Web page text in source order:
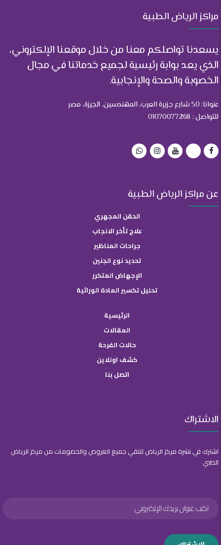
مراكز الرياض الطبية
يسعدنا تواصلكم معنا من خلال موقعنا الإلكتروني،
الذي يعد بوابة رئيسية لجميع خدماتنا في مجال
الخصوبة والصحة والإنجابية.
عنوانا: 50 شارع جزيرة العرب، المهندسين، الجيزة، مصر
للتواصل : 01070077268
عن مراكز الرياض الطبية
الحقن المجهري
علاج تأخر الانجاب
جراحات المناظير
تحديد نوع الجنين
الإجهاض المتكرر
تحليل تكسير المادة الوراثية
الرئيسية
المقالات
حالات الفرحة
كشف اونلاين
اتصل بنا
الاشتراك
اشترك في نشرة مركز الرياض لتلقي جميع العروض والخصومات من مركز الرياض
الطبي